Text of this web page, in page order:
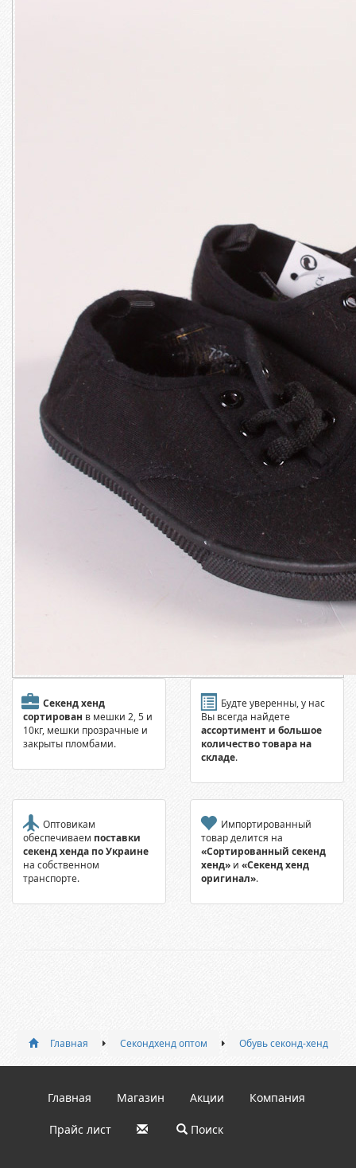
Секенд хенд
сортирован в мешки 2, 5 и
10кг, мешки прозрачные и
закрыты пломбами.
Будте уверенны, у нас
Вы всегда найдете
ассортимент и большое
количество товара на
складе.
Оптовикам
обеспечиваем поставки
секенд хенда по Украине
на собственном
транспорте.
Импортированный
товар делится на
«Сортированный секенд
хенд» и «Секенд хенд
оригинал».
Главная Секондхенд оптом Обувь секонд-хенд
Главная Магазин Акции Компания
Прайс лист Поиск